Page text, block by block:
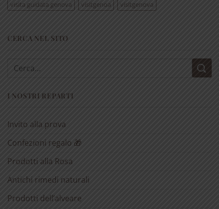
visita guidata genova
visitgenoa visitgenova
CERCA NEL SITO
Cerca:
I NOSTRI REPARTI
Invito alla prova
Confezioni regalo 🎁
Prodotti alla Rosa
Antichi rimedi naturali
Prodotti dell’alveare